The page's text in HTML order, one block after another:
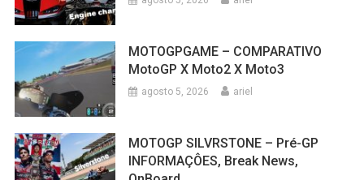
INFORMAÇÔES, Break News,
OnBoard
agosto 5, 2026 ariel
A DUCATI Está A VENDA?
agosto 4, 2026 ariel